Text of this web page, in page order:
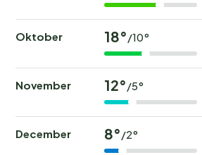
Oktober 18° /10°
November 12° /5°
December 8° /2°